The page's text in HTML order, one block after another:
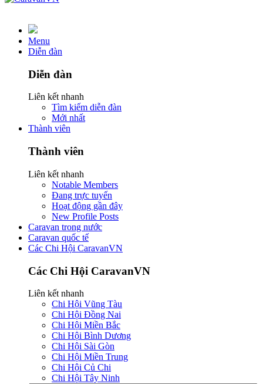
Menu
Diễn đàn
Diễn đàn
Liên kết nhanh
Tìm kiếm diễn đàn
Mới nhất
Thành viên
Thành viên
Liên kết nhanh
Notable Members
Đang trực tuyến
Hoạt động gần đây
New Profile Posts
Caravan trong nước
Caravan quốc tế
Các Chi Hội CaravanVN
Các Chi Hội CaravanVN
Liên kết nhanh
Chi Hội Vũng Tàu
Chi Hội Đồng Nai
Chi Hội Miền Bắc
Chi Hội Bình Dương
Chi Hội Sài Gòn
Chi Hội Miền Trung
Chi Hội Củ Chi
Chi Hội Tây Ninh